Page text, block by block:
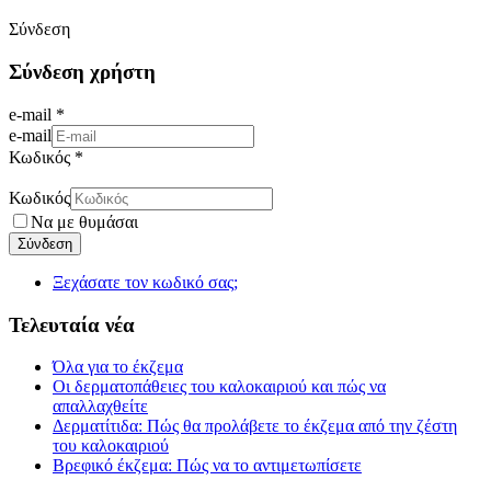
Σύνδεση
Σύνδεση χρήστη
e-mail *
e-mail
Κωδικός *
Κωδικός
Να με θυμάσαι
Ξεχάσατε τον κωδικό σας;
Τελευταία νέα
Όλα για το έκζεμα
Οι δερματοπάθειες του καλοκαιριού και πώς να
απαλλαχθείτε
Δερματίτιδα: Πώς θα προλάβετε το έκζεμα από την ζέστη
του καλοκαιριού
Βρεφικό έκζεμα: Πώς να το αντιμετωπίσετε